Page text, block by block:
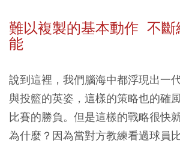
難以複製的基本動作 不斷
能
說到這裡，我們腦海中都浮現出一
與投籃的英姿，這樣的策略也的確
比賽的勝負。但是這樣的戰略很快
為什麼？因為當對方教練看過球員